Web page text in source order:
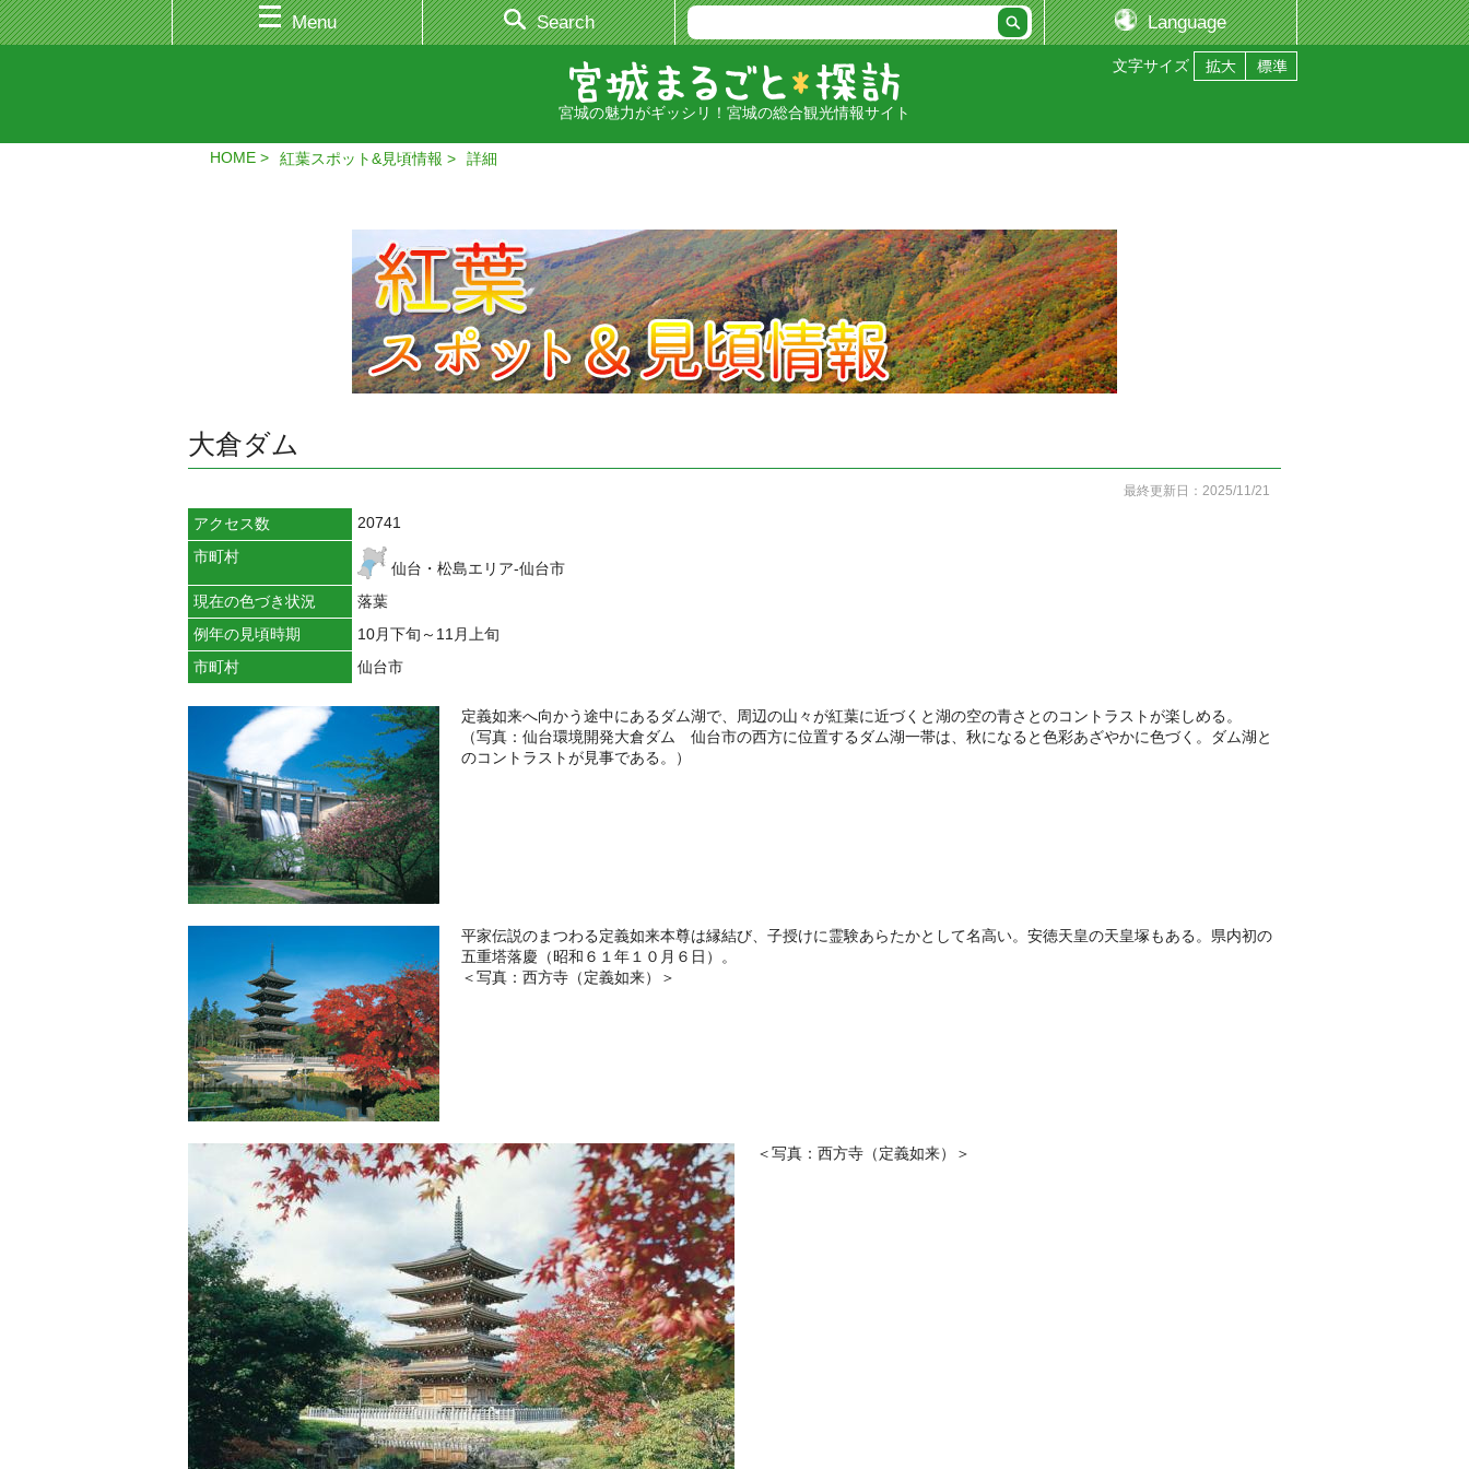
Menu Search Language
文字サイズ
宮城の魅力がギッシリ！宮城の総合観光情報サイト
HOME 紅葉スポット&見頃情報 詳細
大倉ダム
最終更新日：2025/11/21
アクセス数
20741
市町村
仙台・松島エリア-仙台市
現在の色づき状況
落葉
例年の見頃時期
10月下旬～11月上旬
市町村
仙台市
定義如来へ向かう途中にあるダム湖で、周辺の山々が紅葉に近づくと湖の空の青さとのコントラストが楽しめる。
（写真：仙台環境開発大倉ダム 仙台市の西方に位置するダム湖一帯は、秋になると色彩あざやかに色づく。ダム湖と
のコントラストが見事である。）
平家伝説のまつわる定義如来本尊は縁結び、子授けに霊験あらたかとして名高い。安徳天皇の天皇塚もある。県内初の
五重塔落慶（昭和６１年１０月６日）。
＜写真：西方寺（定義如来）＞
＜写真：西方寺（定義如来）＞